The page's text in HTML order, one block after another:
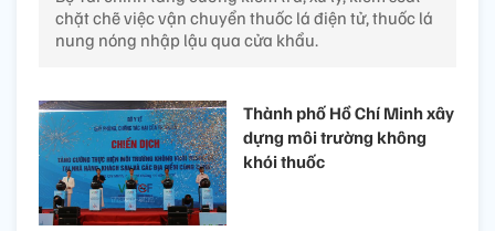
chặt chẽ việc vận chuyển thuốc lá điện tử, thuốc lá
nung nóng nhập lậu qua cửa khẩu.
Thành phố Hồ Chí Minh xây
dựng môi trường không
khói thuốc